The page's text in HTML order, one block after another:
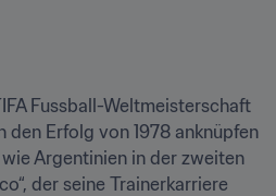
Fussball-Weltmeisterschaft
den Erfolg von 1978 anknüpfen
Argentinien in der zweiten
der seine Trainerkarriere